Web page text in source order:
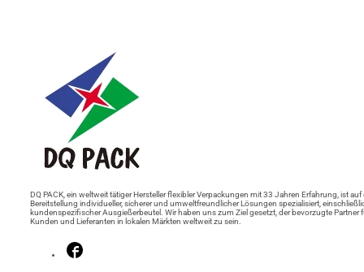
DQ PACK, ein weltweit tätiger Hersteller flexibler Verpackungen mit 33 Jahren Erfahrung, ist auf
Bereitstellung individueller, sicherer und umweltfreundlicher Lösungen spezialisiert,
kundenspezifischer Ausgießerbeutel. Wir haben uns zum Ziel gesetzt, der bevorzugte Partner
Kunden und Lieferanten in lokalen Märkten weltweit zu sein.